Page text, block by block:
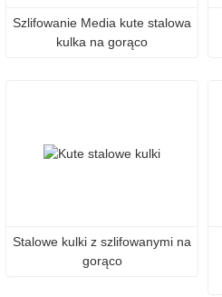
Szlifowanie Media kute stalowa
kulka na gorąco
Stalowe kulki z szlifowanymi na
gorąco